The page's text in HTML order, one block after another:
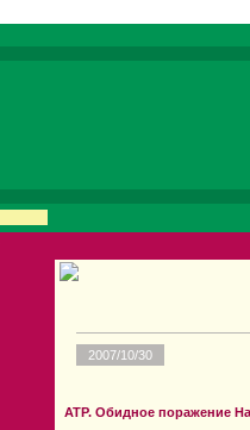
2007/10/30
ATP. Обидное поражение